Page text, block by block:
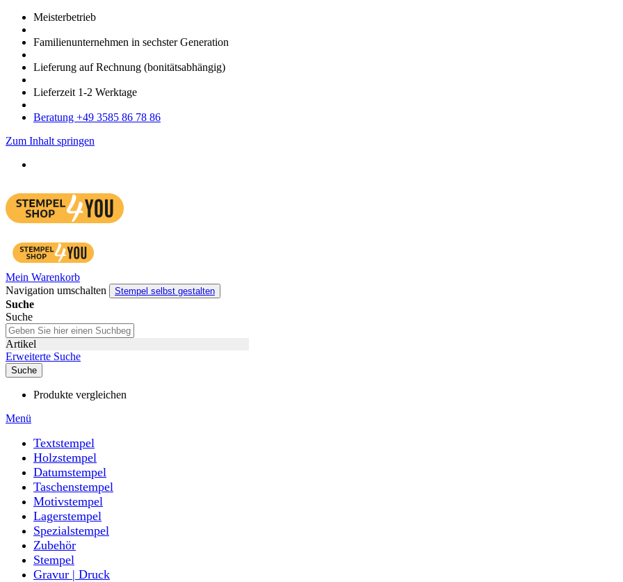
Meister­betrieb
Familien­unter­nehmen in sechster Gene­ration
Lieferung auf Rech­nung (bonitätsabhängig)
Liefer­zeit 1-2 Werk­tage
Bera­tung +49 3585 86 78 86
Zum Inhalt springen
Mein Warenkorb
Navigation umschalten
Stempel selbst gestalten
Suche
Suche
Artikel
Erweiterte Suche
Suche
Produkte vergleichen
Menü
Textstempel
Holzstempel
Datumstempel
Taschenstempel
Motivstempel
Lagerstempel
Spezialstempel
Zubehör
Stempel
Gravur | Druck